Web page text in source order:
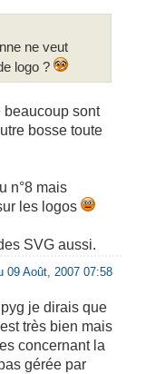
ne veut
logo ?
sont
bosse toute
n°8 mais
les logos
SVG aussi.
09 Août, 2007 07:58
je dirais que
très bien mais
concernant la
gérée par